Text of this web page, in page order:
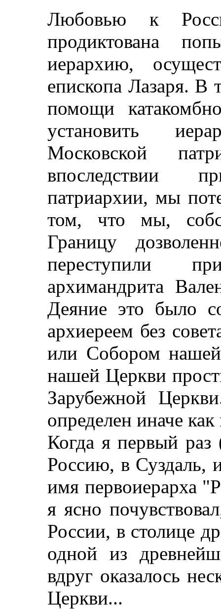
Любовью к
продиктована
иерархию,
епископа Лазаря. В
помощи
установить
Московской
впоследствии
патриархии, мы
том, что мы,
Границу
переступили
архимандрита
Деяние это было
архиереем без
или Собором
нашей Церкви
Зарубежной
определен иначе
Когда я первый раз
Россию, в Суздаль,
имя первоиерарха
я ясно
России, в столице
одной из
вдруг оказалось
Церкви...